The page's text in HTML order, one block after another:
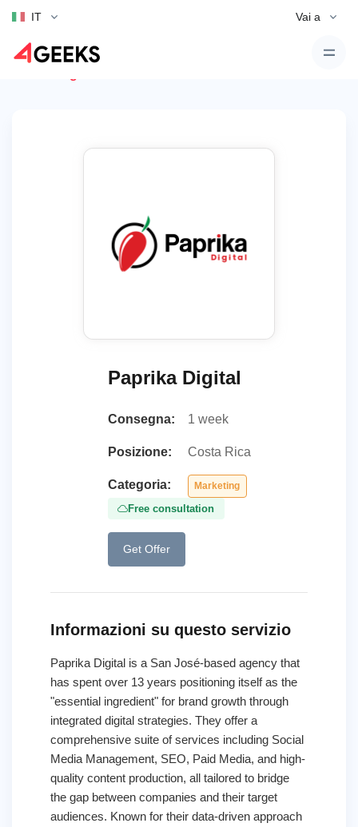
IT Vai a
Paprika Digital
Consegna: 1 week
Posizione: Costa Rica
Categoria: Marketing
Free consultation
Get Offer
Informazioni su questo servizio
Paprika Digital is a San José-based agency that
has spent over 13 years positioning itself as the
"essential ingredient" for brand growth through
integrated digital strategies. They offer a
comprehensive suite of services including Social
Media Management, SEO, Paid Media, and high-
quality content production, all tailored to bridge
the gap between companies and their target
audiences. Known for their data-driven approach